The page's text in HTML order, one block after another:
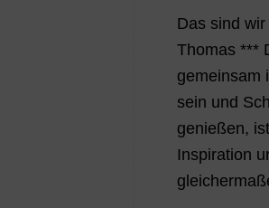
Das sind
Thomas ***
gemeinsam
sein und
genießen,
Inspiration